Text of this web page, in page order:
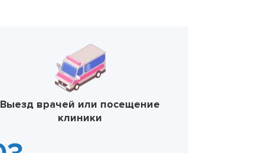
Выезд врачей или посещение
клиники